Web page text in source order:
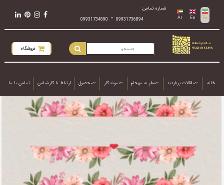
Fa
En
Ar
شماره تماس:
09931736894
-
09931734890
فروشگاه
خانه مقالات پربازدید سفر به مهجام نمونه کار محصول ارتباط با کارشناس تماس با ما